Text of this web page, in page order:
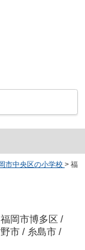
市中央区の小学校 > 福
福岡市博多区 /
市 / 糸島市 /